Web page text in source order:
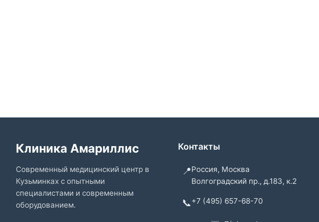
Клиника Амариллис
Современный медицинский центр в
Кузьминках с опытными
специалистами и современным
оборудованием.
Контакты
📍Россия, Москва
Волгоградский пр., д.183, к.2
📞+7 (495) 657-68-70